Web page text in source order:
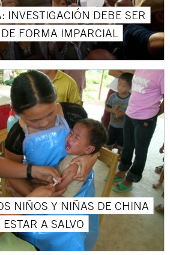
INVESTIGACIÓN DEBE SER
FORMA IMPARCIAL
NIÑOS Y NIÑAS DE CHINA
A SALVO